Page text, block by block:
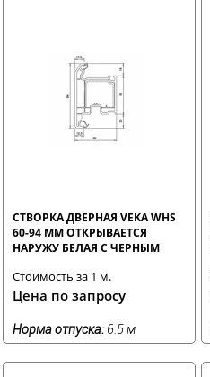
СТВОРКА ДВЕРНАЯ VEKA WHS
60-94 ММ ОТКРЫВАЕТСЯ
НАРУЖУ БЕЛАЯ С ЧЕРНЫМ
Стоимость за 1 м.
Цена по запросу
Норма отпуска: 6.5 м